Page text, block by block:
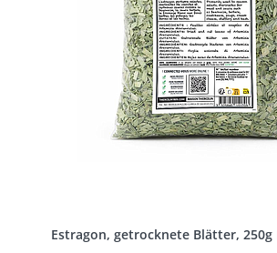
Estragon, getrocknete Blätter,